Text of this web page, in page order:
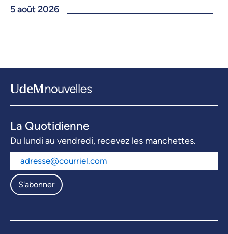
5 août 2026
La Quotidienne
Du lundi au vendredi, recevez les manchettes.
S'abonner